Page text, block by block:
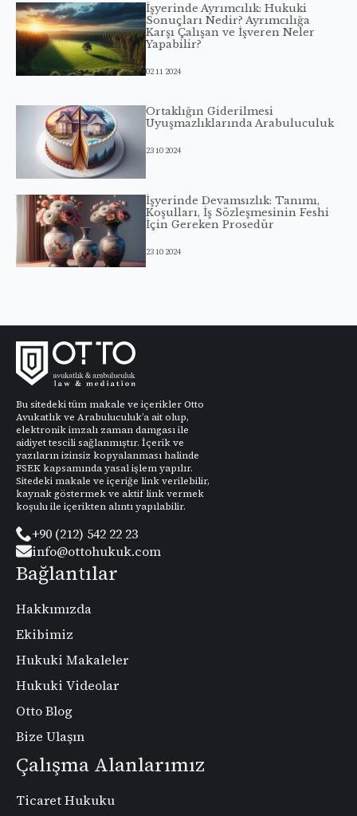
İşyerinde Ayrımcılık: Hukuki
Sonuçları Nedir? Ayrımcılığa
Karşı Çalışan ve İşveren Neler
Yapabilir?
02 11 2024
Ortaklığın Giderilmesi
Uyuşmazlıklarında Arabuluculuk
23 10 2024
İşyerinde Devamsızlık: Tanımı,
Koşulları, İş Sözleşmesinin Feshi
İçin Gereken Prosedür
23 10 2024
Bu sitedeki tüm makale ve içerikler Otto
Avukatlık ve Arabuluculuk’a ait olup,
elektronik imzalı zaman damgası ile
aidiyet tescili sağlanmıştır. İçerik ve
yazıların izinsiz kopyalanması halinde
FSEK kapsamında yasal işlem yapılır.
Sitedeki makale ve içeriğe link verilebilir,
kaynak göstermek ve aktif link vermek
koşulu ile içerikten alıntı yapılabilir.
+90 (212) 542 22 23
info@ottohukuk.com
Bağlantılar
Hakkımızda
Ekibimiz
Hukuki Makaleler
Hukuki Videolar
Otto Blog
Bize Ulaşın
Çalışma Alanlarımız
Ticaret Hukuku